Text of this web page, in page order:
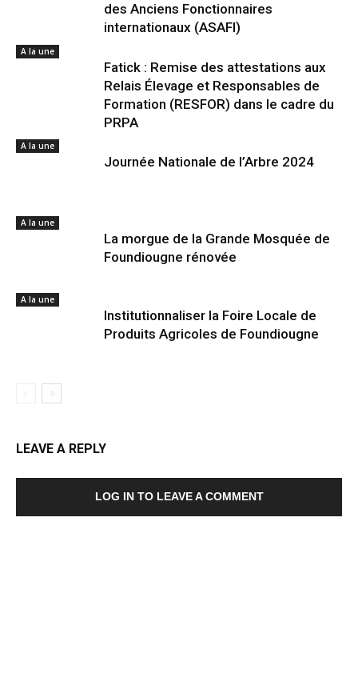
des Anciens Fonctionnaires
internationaux (ASAFI)
A la une
Fatick : Remise des attestations aux
Relais Élevage et Responsables de
Formation (RESFOR) dans le cadre du
PRPA
A la une
Journée Nationale de l’Arbre 2024
A la une
La morgue de la Grande Mosquée de
Foundiougne rénovée
A la une
Institutionnaliser la Foire Locale de
Produits Agricoles de Foundiougne
LEAVE A REPLY
LOG IN TO LEAVE A COMMENT